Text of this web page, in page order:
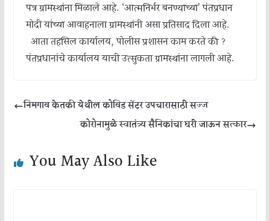
पत्र ग्रामस्थांना मिळाले आहे. ‘आत्मनिर्भर बनण्याच्या’ पंतप्रधान
मोदी यांच्या आवाहनाला ग्रामस्थांनी असा प्रतिसाद दिला आहे.
आता तहसिल कार्यालय, पोलीस प्रशासन काम करते की ?
पंतप्रधानांचे कार्यालय याची उत्सुकता ग्रामस्थांना लागली आहे.
निमगाव केतकी येथील कोविड सेंटर उपचारासाठी सज्ज
कोरोनामुळे स्वातंत्र्य सैनिकांचा घरी जाऊन सत्कार
You May Also Like